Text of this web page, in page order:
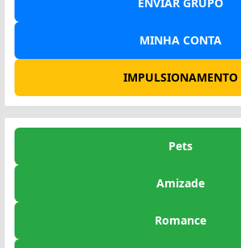
MINHA CONTA
IMPULSIONAMENTO
Pets
Amizade
Romance